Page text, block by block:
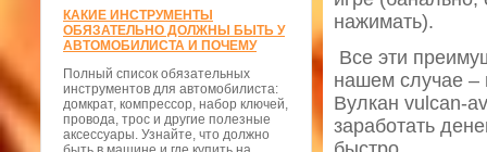
КАКИЕ ИНСТРУМЕНТЫ
ОБЯЗАТЕЛЬНО ДОЛЖНЫ БЫТЬ У
АВТОМОБИЛИСТА И ПОЧЕМУ
Полный список обязательных
инструментов для автомобилиста:
домкрат, компрессор, набор ключей,
провода, трос и другие полезные
аксессуары. Узнайте, что должно
нажимать).
Все эти
нашем случае –
Вулкан vulcan-
заработать